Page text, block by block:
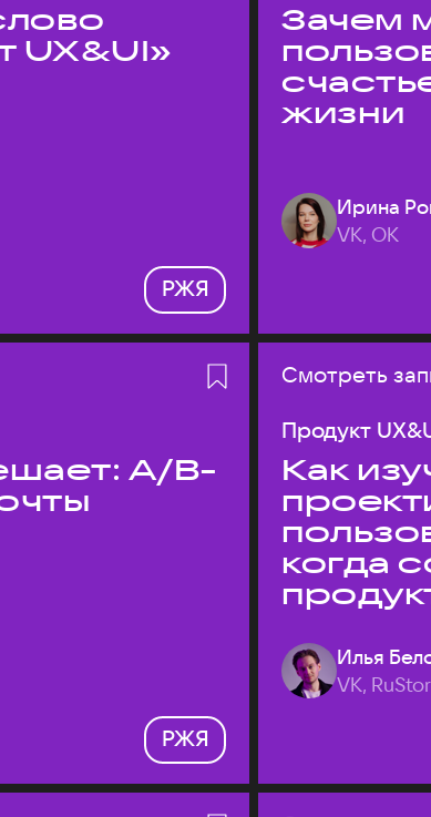
UX&UI»
РЖЯ
Зачем
жизни
Ирина
VK, ОК
A/B-
РЖЯ
Смотреть
Продукт
Как
когда
Илья
VK,